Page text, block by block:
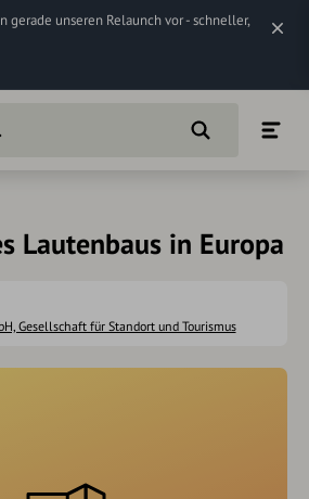
gerade unseren Relaunch vor - schneller,
Lautenbaus in Europa
Gesellschaft für Standort und Tourismus